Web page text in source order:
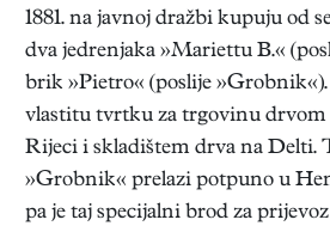
1881. na javnoj dražbi kupuju od
dva jedrenjaka »Mariettu B.«
brik »Pietro« (poslije »Grobnik«).
vlastitu tvrtku za trgovinu drvom
Rijeci i skladištem drva na Delti.
»Grobnik« prelazi potpuno u
pa je taj specijalni brod za